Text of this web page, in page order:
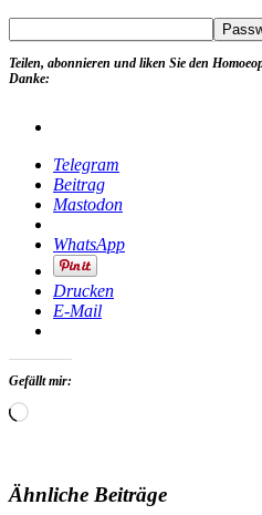
Teilen, abonnieren und liken Sie den
Danke:
Telegram
Beitrag
Mastodon
WhatsApp
Drucken
E-Mail
Gefällt mir:
Wird
Ähnliche Beiträge